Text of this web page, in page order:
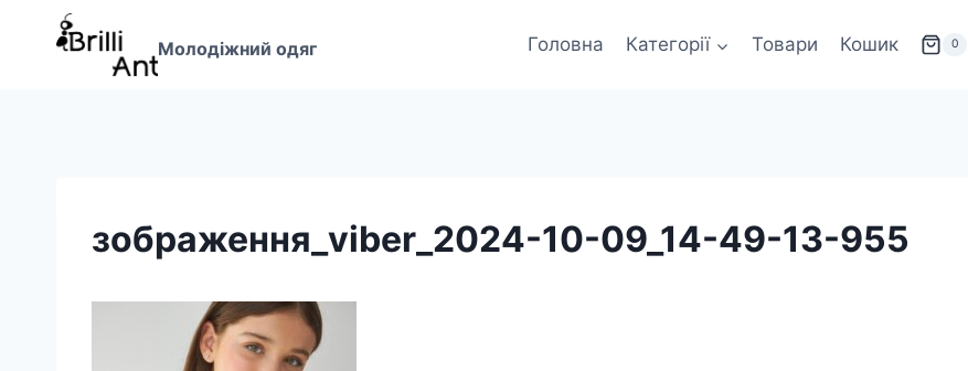
Перейти
Молодіжний одяг Головна Категорії Товари Кошик 0
зображення_viber_2024-10-09_14-49-13-955